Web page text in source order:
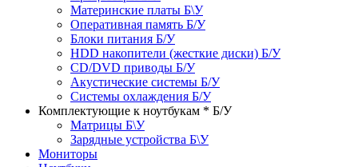
Материнские платы Б\У
Оперативная память Б/У
Блоки питания Б/У
HDD накопители (жесткие диски) Б/У
CD/DVD приводы Б/У
Акустические системы Б/У
Системы охлаждения Б/У
Комплектующие к ноутбукам * Б/У
Матрицы Б\У
Зарядные устройства Б\У
Мониторы